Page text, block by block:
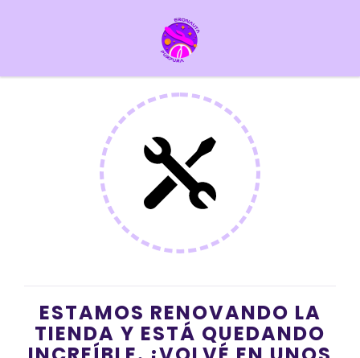
ESTAMOS RENOVANDO LA
TIENDA Y ESTÁ QUEDANDO